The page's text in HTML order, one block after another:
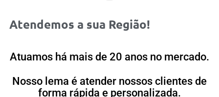
Atendemos a sua Região!
Atuamos há mais de 20 anos no mercado.
Nosso lema é atender nossos clientes de
forma rápida e personalizada.